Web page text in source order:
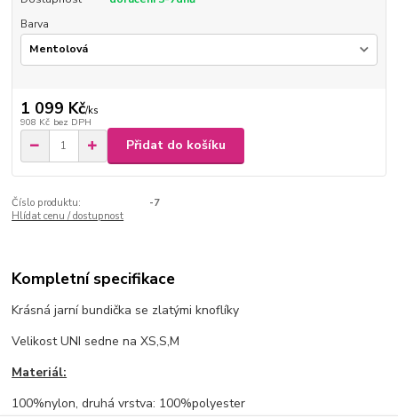
Barva
1 099 Kč/ks
908 Kč bez DPH
Přidat do košíku
Číslo produktu:
-7
Hlídat cenu / dostupnost
Kompletní specifikace
Krásná jarní bundička se zlatými knoflíky
Velikost UNI sedne na XS,S,M
Materiál:
100%nylon, druhá vrstva: 100%polyester